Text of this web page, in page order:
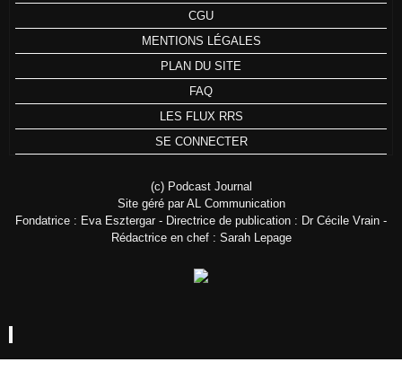
CGU
MENTIONS LÉGALES
PLAN DU SITE
FAQ
LES FLUX RRS
SE CONNECTER
(c) Podcast Journal
Site géré par AL Communication
Fondatrice : Eva Esztergar - Directrice de publication : Dr Cécile Vrain -
Rédactrice en chef : Sarah Lepage